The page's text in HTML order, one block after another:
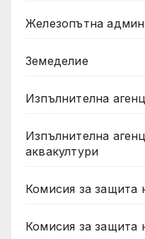
Железопътна
Земеделие
Изпълнителна
Изпълнителна
аквакултури
Комисия за защита
Комисия за защита